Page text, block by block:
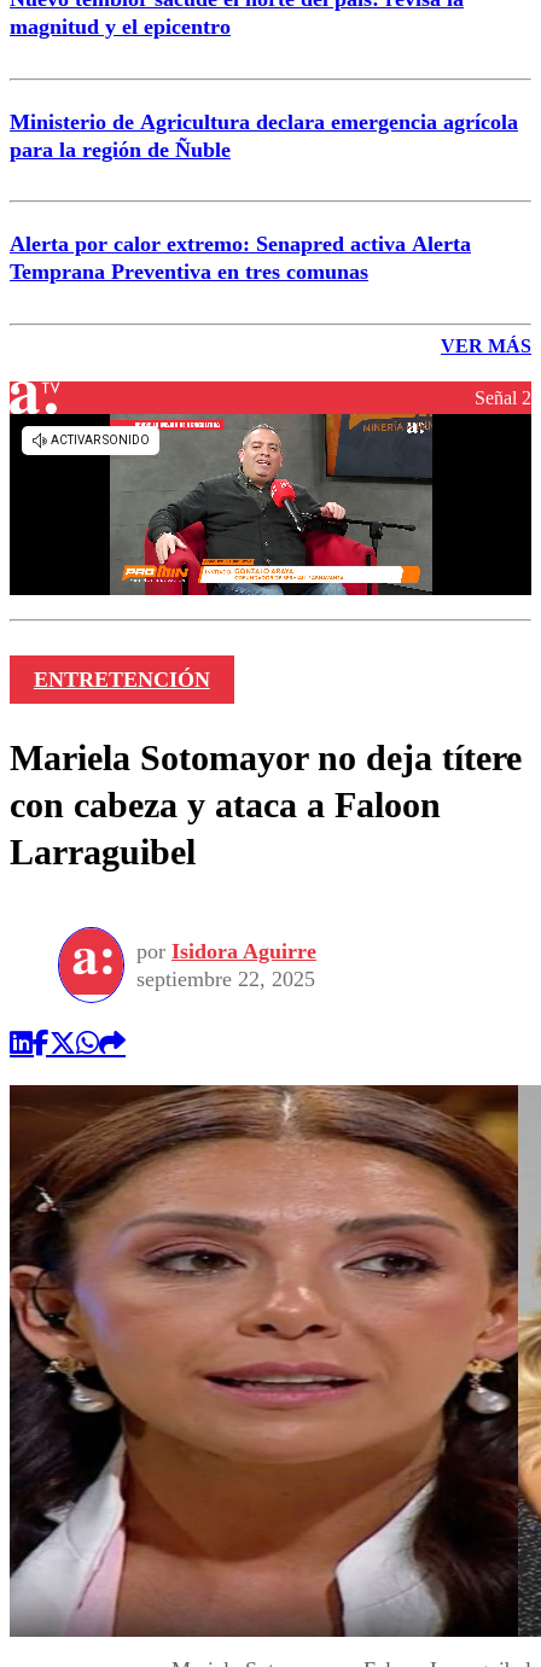
magnitud y el epicentro
Ministerio de Agricultura declara emergencia agrícola
para la región de Ñuble
Alerta por calor extremo: Senapred activa Alerta
Temprana Preventiva en tres comunas
VER MÁS
Señal 2
ENTRETENCIÓN
Mariela Sotomayor no deja títere
con cabeza y ataca a Faloon
Larraguibel
por Isidora Aguirre
septiembre 22, 2025